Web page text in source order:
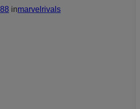
inmarvelrivals